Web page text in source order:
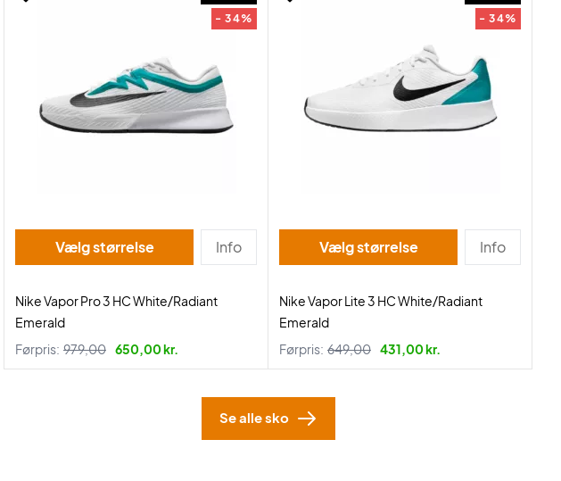
- 34%
Vælg størrelse Info
Nike Vapor Pro 3 HC White/Radiant
Emerald
Førpris: 979,00 650,00 kr.
- 34%
Vælg størrelse Info
Nike Vapor Lite 3 HC White/Radiant
Emerald
Førpris: 649,00 431,00 kr.
Se alle sko